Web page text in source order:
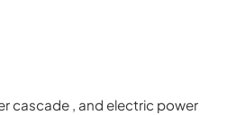
cascade , and electric power